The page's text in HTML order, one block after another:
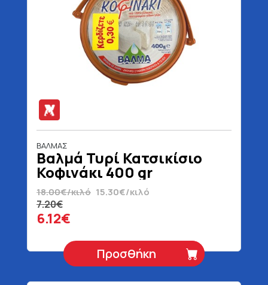
ΒΑΛΜΑΣ
Βαλμά Τυρί Κατσικίσιο
Κοφινάκι 400 gr
18.00€/κιλό 15.30€/κιλό
7.20€
6.12€
Προσθήκη